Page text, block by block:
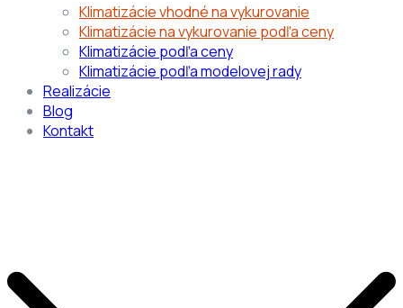
Klimatizácie vhodné na vykurovanie
Klimatizácie na vykurovanie podľa ceny
Klimatizácie podľa ceny
Klimatizácie podľa modelovej rady
Realizácie
Blog
Kontakt